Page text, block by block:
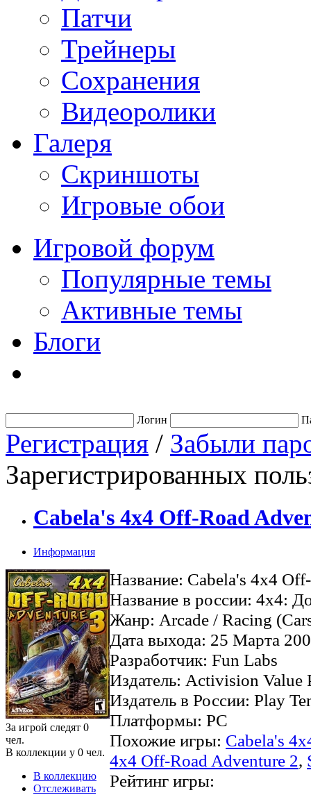
Патчи
Трейнеры
Сохранения
Видеоролики
Галеря
Скриншоты
Игровые обои
Игровой форум
Популярные темы
Активные темы
Блоги
Логин
Регистрация / Забыли
Зарегистрированных
Cabela's 4x4 Off-Road
Информация
За игрой следят 0
чел.
В коллекции у 0 чел.
В коллекцию
Отслеживать
Название: Cabela's 4x4
Название в россии: 4х4:
Жанр: Arcade / Racing
Дата выхода: 25 Марта
Разработчик: Fun Labs
Издатель: Activision Value
Издатель в России: Play
Платформы: PC
Похожие игры: Cabela's
4x4 Off-Road Adventure 2,
Рейтинг игры: